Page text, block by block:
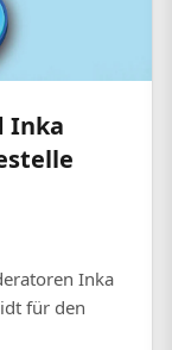
Inka
Inka
für den